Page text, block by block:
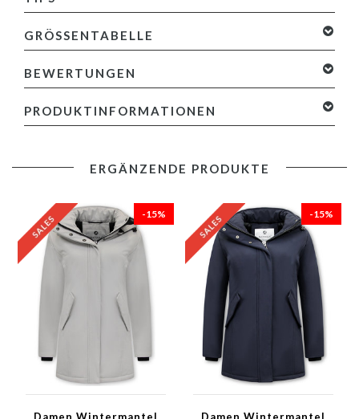
GRÖSSENTABELLE
BEWERTUNGEN
hinzufügen
PRODUKTINFORMATIONEN
- Bequemes und warmes Modell, perfekt für den Winter
- Langes Modell mit schmaler Passform
- Das Futter besteht aus 100% Polyester
- Das Material besteht aus 100% Polyester
- Das Modell hat zwei Taschen und keine Innentasche
- Hat einen Reißverschluss mit Druckknöpfen als Verschluss
- Die Haube ist abnehmbar
- Bringen Sie es für maximale Lebensdauer in die chemische
Reinigung
- Erhältlich in den Größen S - M - L - XL - XXL
ERGÄNZENDE PRODUKTE
-15%
Damen Wintermantel
-15%
Damen Wintermantel